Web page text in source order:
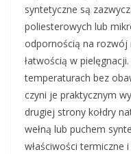
syntetyczne są
poliesterowych lub
odpornością na rozwój
łatwością w
temperaturach bez
czyni je praktycznym
drugiej strony kołdry
wełną lub puchem
właściwości termiczne